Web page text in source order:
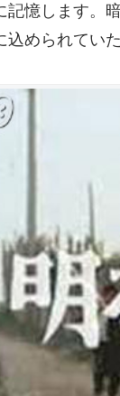
記憶します。
められていた